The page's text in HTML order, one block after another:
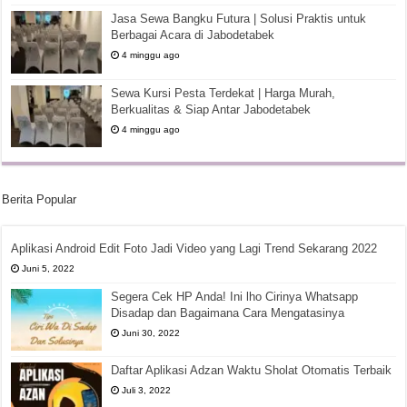
Jasa Sewa Bangku Futura | Solusi Praktis untuk
Berbagai Acara di Jabodetabek
4 minggu ago
Sewa Kursi Pesta Terdekat | Harga Murah,
Berkualitas & Siap Antar Jabodetabek
4 minggu ago
Berita Popular
Aplikasi Android Edit Foto Jadi Video yang Lagi Trend Sekarang 2022
Juni 5, 2022
Segera Cek HP Anda! Ini lho Cirinya Whatsapp
Disadap dan Bagaimana Cara Mengatasinya
Juni 30, 2022
Daftar Aplikasi Adzan Waktu Sholat Otomatis Terbaik
Juli 3, 2022